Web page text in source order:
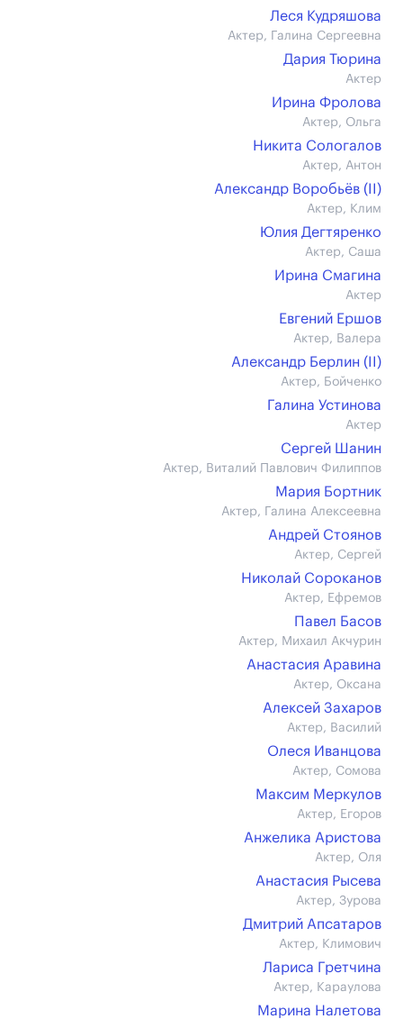
Леся Кудряшова
Актер, Галина Сергеевна
Дария Тюрина
Актер
Ирина Фролова
Актер, Ольга
Никита Сологалов
Актер, Антон
Александр Воробьёв (II)
Актер, Клим
Юлия Дегтяренко
Актер, Саша
Ирина Смагина
Актер
Евгений Ершов
Актер, Валера
Александр Берлин (II)
Актер, Бойченко
Галина Устинова
Актер
Сергей Шанин
Актер, Виталий Павлович Филиппов
Мария Бортник
Актер, Галина Алексеевна
Андрей Стоянов
Актер, Сергей
Николай Сороканов
Актер, Ефремов
Павел Басов
Актер, Михаил Акчурин
Анастасия Аравина
Актер, Оксана
Алексей Захаров
Актер, Василий
Олеся Иванцова
Актер, Сомова
Максим Меркулов
Актер, Егоров
Анжелика Аристова
Актер, Оля
Анастасия Рысева
Актер, Зурова
Дмитрий Апсатаров
Актер, Климович
Лариса Гретчина
Актер, Караулова
Марина Налетова